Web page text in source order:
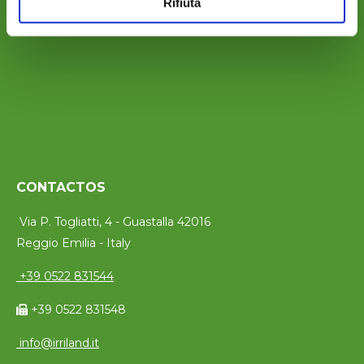
CONTACTOS
Via P. Togliatti, 4 - Guastalla 42016
Reggio Emilia - Italy
+39 0522 831544
+39 0522 831548
info@irriland.it